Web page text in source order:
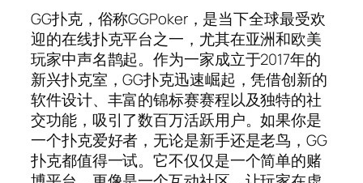
GG扑克，俗称GGPoker，是当下全球最受欢
迎的在线扑克平台之一，尤其在亚洲和欧美
玩家中声名鹊起。作为一家成立于2017年的
新兴扑克室，GG扑克迅速崛起，凭借创新的
软件设计、丰富的锦标赛赛程以及独特的社
交功能，吸引了数百万活跃用户。如果你是
一个扑克爱好者，无论是新手还是老鸟，GG
扑克都值得一试。它不仅仅是一个简单的赌